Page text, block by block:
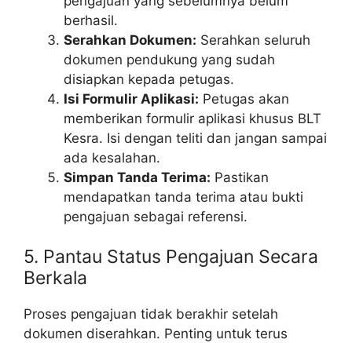
berhasil.
Serahkan Dokumen: Serahkan seluruh
dokumen pendukung yang sudah
disiapkan kepada petugas.
Isi Formulir Aplikasi: Petugas akan
memberikan formulir aplikasi khusus BLT
Kesra. Isi dengan teliti dan jangan sampai
ada kesalahan.
Simpan Tanda Terima: Pastikan
mendapatkan tanda terima atau bukti
pengajuan sebagai referensi.
5. Pantau Status Pengajuan Secara
Berkala
Proses pengajuan tidak berakhir setelah
dokumen diserahkan. Penting untuk terus